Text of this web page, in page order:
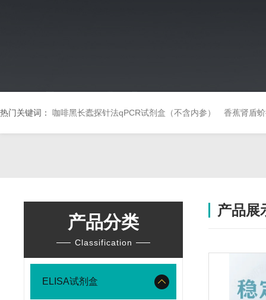
热门关键词： 咖啡黑长蠹探针法qPCR试剂盒（不含内参） 香蕉肾盾
产品分类
Classification
ELISA试剂盒
产品展